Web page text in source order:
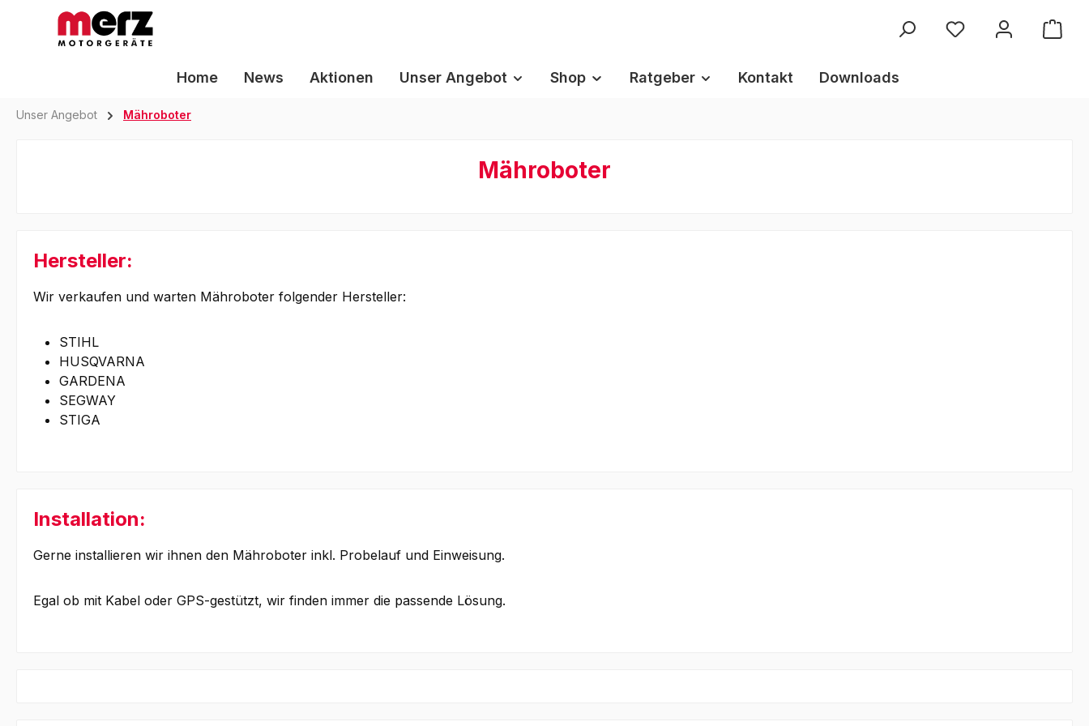
Hauptinhalt springen
Zur Suche springen
Zur Hauptnavigation springen
Home News Aktionen Unser Angebot Shop Ratgeber Kontakt Downloads
Unser Angebot Mähroboter
Mähroboter
Hersteller:
Wir verkaufen und warten Mähroboter folgender Hersteller:
STIHL
HUSQVARNA
GARDENA
SEGWAY
STIGA
Installation:
Gerne installieren wir ihnen den Mähroboter inkl. Probelauf und Einweisung.
Egal ob mit Kabel oder GPS-gestützt, wir finden immer die passende Lösung.